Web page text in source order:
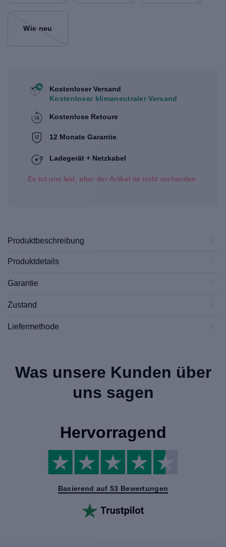
Wie neu
Kostenloser Versand
Kostenloser klimaneutraler Versand
Kostenlose Retoure
12 Monate Garantie
Ladegerät + Netzkabel
Es tut uns leid, aber der Artikel ist nicht vorhanden.
Produktbeschreibung
Produktdetails
Garantie
Zustand
Liefermethode
Was unsere Kunden über
uns sagen
Hervorragend
Basierend auf 53 Bewertungen